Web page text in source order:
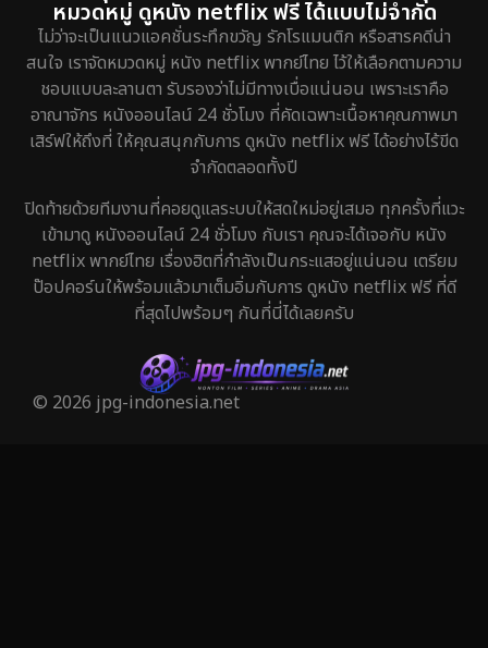
HBO Max 1
Heist 5
Historical 25
History ประวัติศาสตร์ 45
Holiday 1
Horror สยองขวัญ 320
Inspirational แรงบันดาลใจ
หมวดหมู่ ดูหนัง netflix ฟรี ได้แบบไม่จำกัด
ไม่ว่าจะเป็นแนวแอคชั่นระทึกขวัญ รักโรแมนติก หรือสารคดีน่า
สนใจ เราจัดหมวดหมู่ หนัง netflix พากย์ไทย ไว้ให้เลือกตามความ
ชอบแบบละลานตา รับรองว่าไม่มีทางเบื่อแน่นอน เพราะเราคือ
อาณาจักร หนังออนไลน์ 24 ชั่วโมง ที่คัดเฉพาะเนื้อหาคุณภาพมา
เสิร์ฟให้ถึงที่ ให้คุณสนุกกับการ ดูหนัง netflix ฟรี ได้อย่างไร้ขีด
จำกัดตลอดทั้งปี
ปิดท้ายด้วยทีมงานที่คอยดูแลระบบให้สดใหม่อยู่เสมอ ทุกครั้งที่แวะ
เข้ามาดู หนังออนไลน์ 24 ชั่วโมง กับเรา คุณจะได้เจอกับ หนัง
netflix พากย์ไทย เรื่องฮิตที่กำลังเป็นกระแสอยู่แน่นอน เตรียม
ป๊อปคอร์นให้พร้อมแล้วมาเต็มอิ่มกับการ ดูหนัง netflix ฟรี ที่ดี
ที่สุดไปพร้อมๆ กันที่นี่ได้เลยครับ
© 2026 jpg-indonesia.net